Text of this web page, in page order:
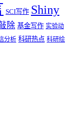
SCI写作 Shiny
除 基金写作 实验动
分析 科研热点 科研绘